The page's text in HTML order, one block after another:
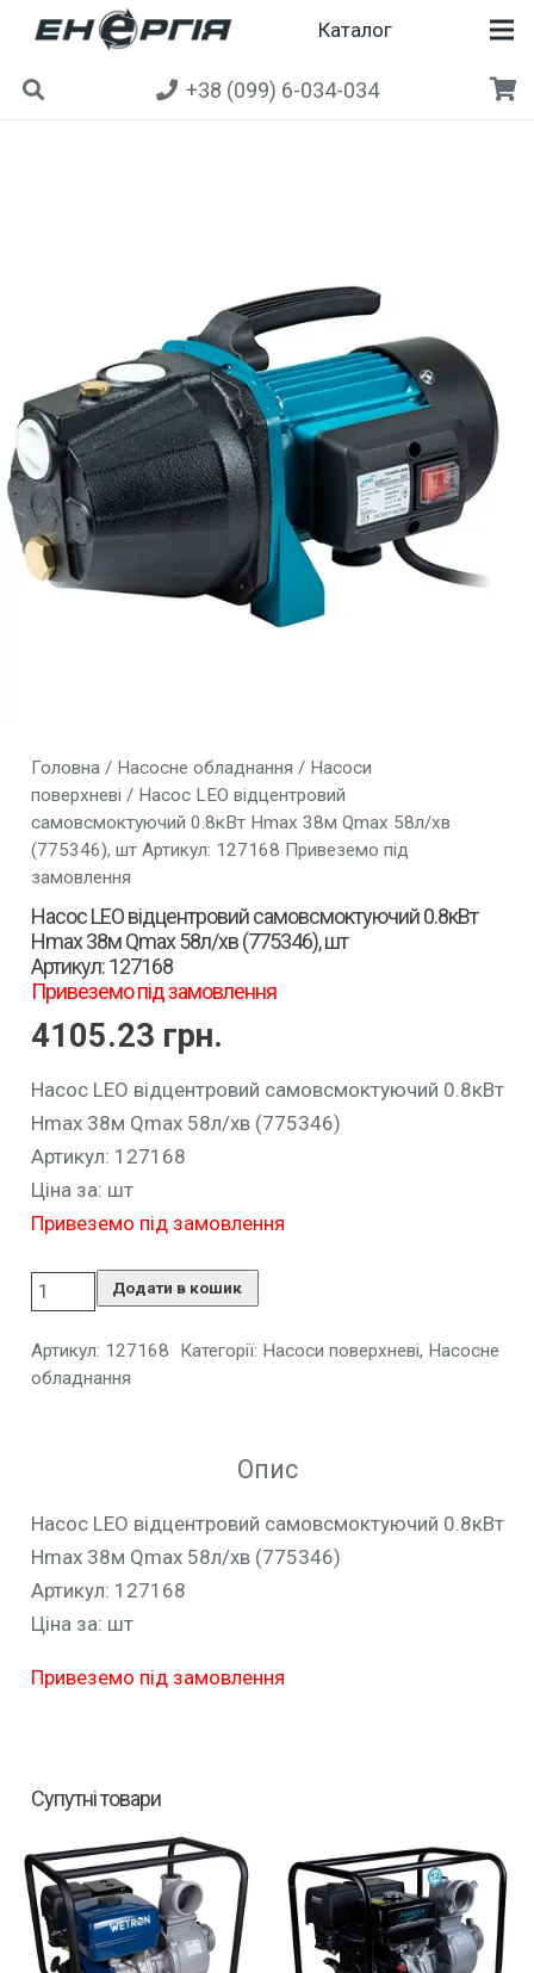
Каталог
+38 (099) 6-034-034
Головна/ Насосне обладнання / Насоси
поверхневі / Насос LEO відцентровий
самовсмоктуючий 0.8кВт Hmax 38м Qmax 58л/хв
(775346), шт Артикул: 127168 Привеземо під
замовлення
Насос LEO відцентровий самовсмоктуючий 0.8кВт
Hmax 38м Qmax 58л/хв (775346), шт
Артикул: 127168
Привеземо під замовлення
4105.23 грн.
Насос LEO відцентровий самовсмоктуючий 0.8кВт
Hmax 38м Qmax 58л/хв (775346)
Артикул: 127168
Ціна за: шт
Привеземо під замовлення
Додати в кошик
Артикул: 127168 Категорії: Насоси поверхневі, Насосне
обладнання
Опис
Насос LEO відцентровий самовсмоктуючий 0.8кВт
Hmax 38м Qmax 58л/хв (775346)
Артикул: 127168
Ціна за: шт
Привеземо під замовлення
Супутні товари